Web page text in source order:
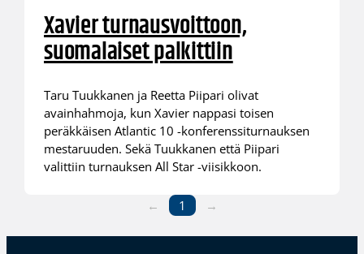
Xavier turnausvoittoon,
suomalaiset palkittiin
Taru Tuukkanen ja Reetta Piipari olivat
avainhahmoja, kun Xavier nappasi toisen
peräkkäisen Atlantic 10 -konferenssiturnauksen
mestaruuden. Sekä Tuukkanen että Piipari
valittiin turnauksen All Star -viisikkoon.
← 1 →